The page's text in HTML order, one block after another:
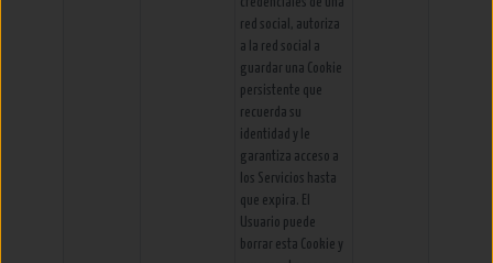
red social, autoriza
a la red social a
guardar una Cookie
persistente que
recuerda su
identidad y le
garantiza acceso a
los Servicios hasta
que expira. El
Usuario puede
borrar esta Cookie y